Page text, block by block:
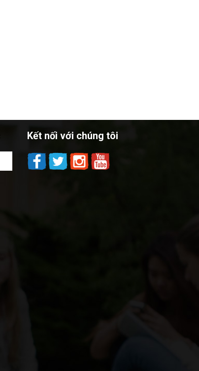
Kết nối với chúng tôi